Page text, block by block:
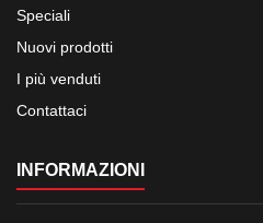
Speciali
Nuovi prodotti
I più venduti
Contattaci
INFORMAZIONI